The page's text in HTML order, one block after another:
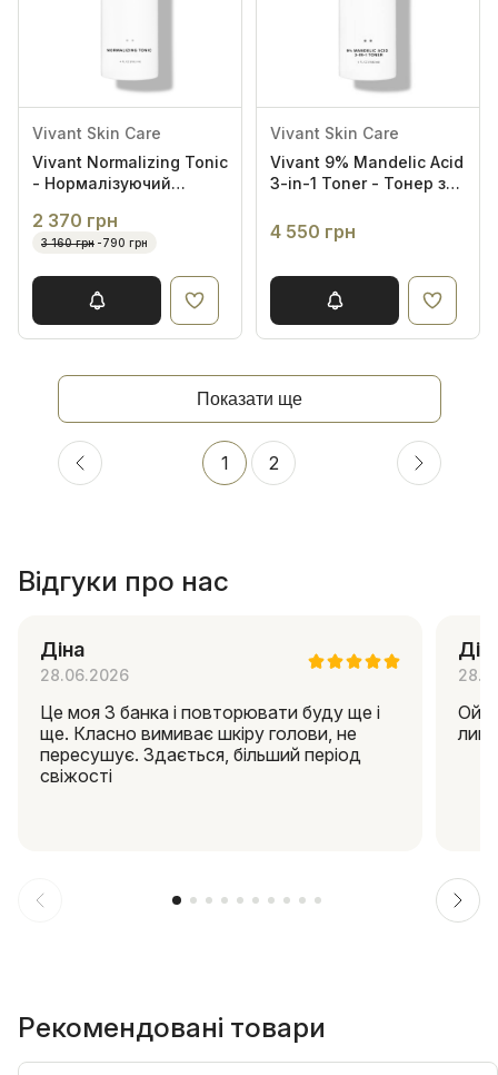
Vivant Skin Care
Vivant Normalizing Tonic
- Нормалізуючий
2 370 грн
3 160 грн -790 грн
Vivant Skin Care
Vivant 9% Mandelic Acid
3-in-1 Toner - Тонер з
кислотою
4 550 грн
Показати ще
1 2
Відгуки про нас
Діна
28.06.2026
Це моя 3 банка і повторювати буду ще і
ще. Класно вимиває шкіру голови, не
пересушує. Здається, більший період
свіжості
Ой
Рекомендовані товари